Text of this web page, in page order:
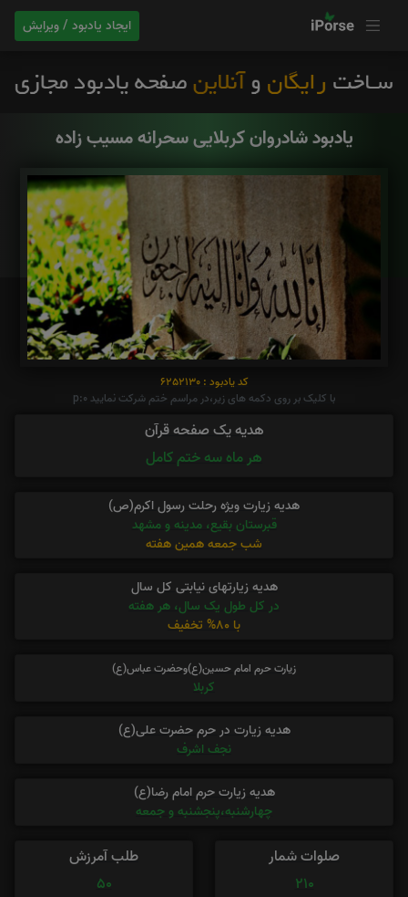
ایجاد یادبود / ویرایش
یادبود شادروان کربلایی سحرانه مسیب زاده
کد یادبود : 6252130
با کلیک بر روی دکمه های زیر،در مراسم ختم شرکت نمایید p:0
هدیه یک صفحه قرآن
هر ماه سه ختم کامل
هدیه زیارت ویژه رحلت رسول اکرم(ص)
قبرستان بقیع، مدینه و مشهد
شب جمعه همین هفته
هدیه زیارتهای نیابتی کل سال
در کل طول یک سال، هر هفته
با 80% تخفیف
زیارت حرم امام حسین(ع)وحضرت عباس(ع)
کربلا
هدیه زیارت در حرم حضرت علی(ع)
نجف اشرف
هدیه زیارت حرم امام رضا(ع)
چهارشنبه،پنجشنبه و جمعه
صلوات شمار
210
طلب آمرزش
50